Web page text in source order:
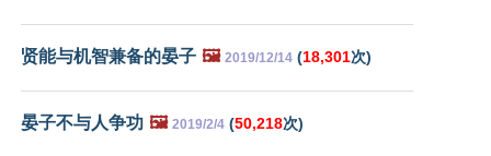
贤能与机智兼备的晏子 🖼️ 2019/12/14 (18,301次)
晏子不与人争功 🖼️ 2019/2/4 (50,218次)